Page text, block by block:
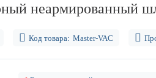
неармированный
Код товара: Master-VAC